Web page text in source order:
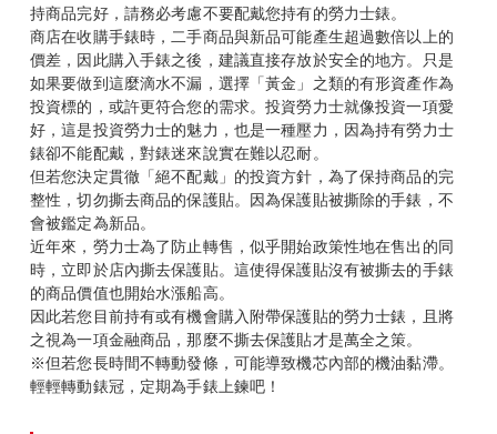
持商品完好，請務必考慮不要配戴您持有的勞力士錶。
商店在收購手錶時，二手商品與新品可能產生超過數倍以上的
價差，因此購入手錶之後，建議直接存放於安全的地方。只是
如果要做到這麼滴水不漏，選擇「黃金」之類的有形資產作為
投資標的，或許更符合您的需求。投資勞力士就像投資一項愛
好，這是投資勞力士的魅力，也是一種壓力，因為持有勞力士
錶卻不能配戴，對錶迷來說實在難以忍耐。
但若您決定貫徹「絕不配戴」的投資方針，為了保持商品的完
整性，切勿撕去商品的保護貼。因為保護貼被撕除的手錶，不
會被鑑定為新品。
近年來，勞力士為了防止轉售，似乎開始政策性地在售出的同
時，立即於店內撕去保護貼。這使得保護貼沒有被撕去的手錶
的商品價值也開始水漲船高。
因此若您目前持有或有機會購入附帶保護貼的勞力士錶，且將
之視為一項金融商品，那麼不撕去保護貼才是萬全之策。
※但若您長時間不轉動發條，可能導致機芯內部的機油黏滯。
輕輕轉動錶冠，定期為手錶上鍊吧！